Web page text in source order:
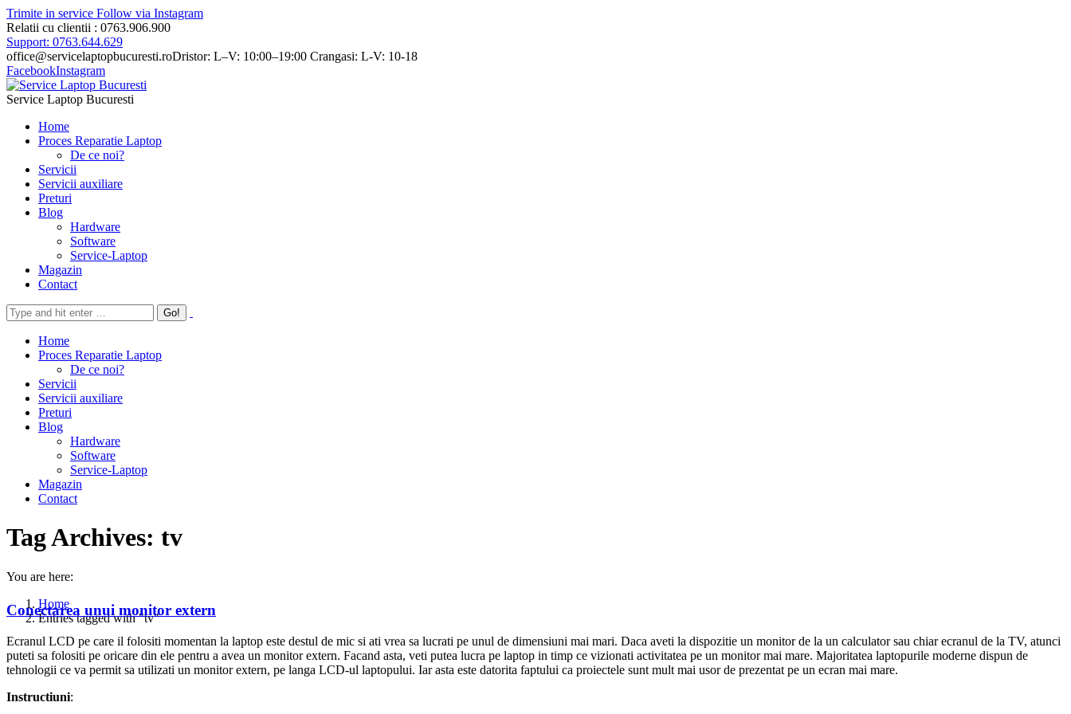
Trimite in service Follow via Instagram
Relatii cu clientii : 0763.906.900
Support: 0763.644.629
office@servicelaptopbucuresti.roDristor: L–V: 10:00–19:00 Crangasi: L-V: 10-18
FacebookInstagram
Service Laptop Bucuresti
Home
Proces Reparatie Laptop
De ce noi?
Servicii
Servicii auxiliare
Preturi
Blog
Hardware
Software
Service-Laptop
Magazin
Contact
Home
Proces Reparatie Laptop
De ce noi?
Servicii
Servicii auxiliare
Preturi
Blog
Hardware
Software
Service-Laptop
Magazin
Contact
Tag Archives: tv
You are here:
Home
Entries tagged with "tv"
Conectarea unui monitor extern
Ecranul LCD pe care il folositi momentan la laptop este destul de mic si ati vrea sa lucrati pe unul de dimensiuni mai mari. Daca aveti la dispozitie un monitor de la un calculator sau chiar ecranul de la TV, atunci
puteti sa folositi pe oricare din ele pentru a avea un monitor extern. Facand asta, veti putea lucra pe laptop in timp ce vizionati activitatea pe un monitor mai mare. Majoritatea laptopurile moderne dispun de
tehnologii ce va permit sa utilizati un monitor extern, pe langa LCD-ul laptopului. Iar asta este datorita faptului ca proiectele sunt mult mai usor de prezentat pe un ecran mai mare.
Instructiuni: